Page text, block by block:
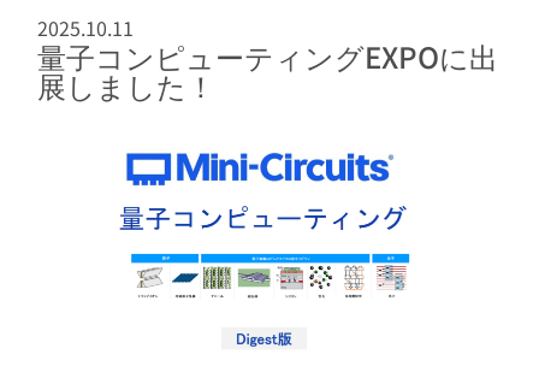
2025.10.11
量子コンピューティングEXPOに出
展しました！